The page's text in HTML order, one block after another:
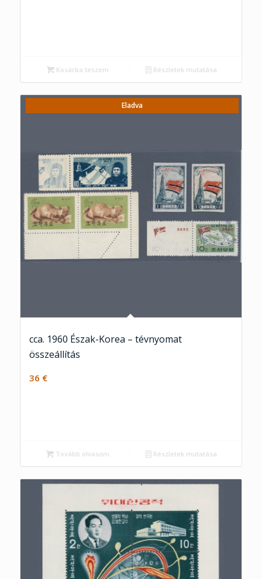
Kosárba teszem Részletek mutatása
Eladva
cca. 1960 Észak-Korea – tévnyomat
összeállítás
36 €
Tovább olvasom Részletek mutatása